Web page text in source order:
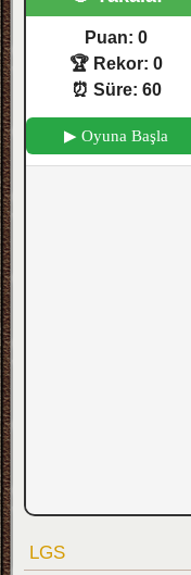
Puan: 0
🏆 Rekor: 0
⏰ Süre: 60
▶ Oyuna Başla
LGS